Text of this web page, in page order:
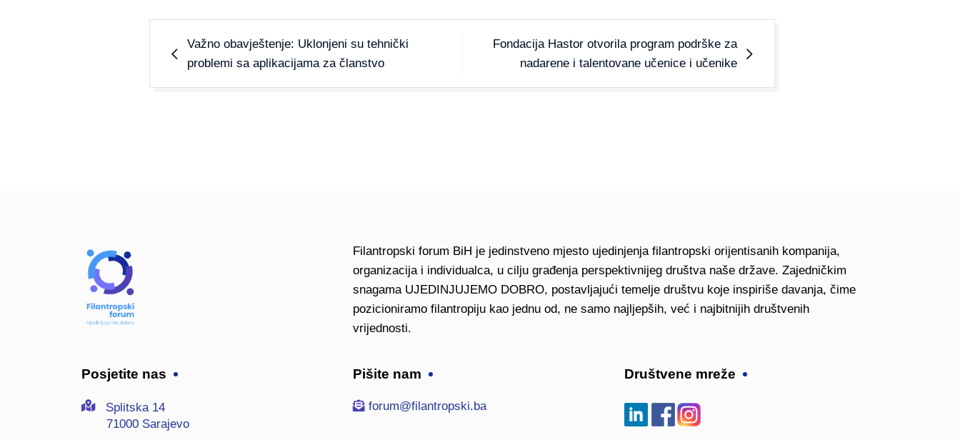
Važno obavještenje: Uklonjeni su tehnički
problemi sa aplikacijama za članstvo
Fondacija Hastor otvorila program podrške za
nadarene i talentovane učenice i učenike
Filantropski forum BiH je jedinstveno mjesto ujedinjenja filantropski orijentisanih kompanija,
organizacija i individualca, u cilju građenja perspektivnijeg društva naše države. Zajedničkim
snagama UJEDINJUJEMO DOBRO, postavljajući temelje društvu koje inspiriše davanja, čime
pozicioniramo filantropiju kao jednu od, ne samo najljepših, već i najbitnijih društvenih
vrijednosti.
Posjetite nas
Splitska 14
71000 Sarajevo
Pišite nam
forum@filantropski.ba
Društvene mreže